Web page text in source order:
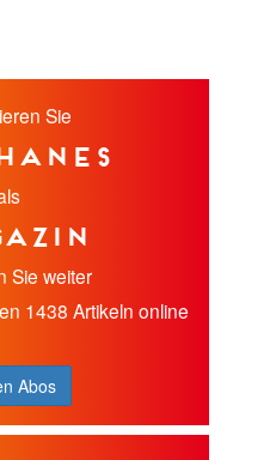
Sie
Sie weiter
1438 Artikeln online
Abos